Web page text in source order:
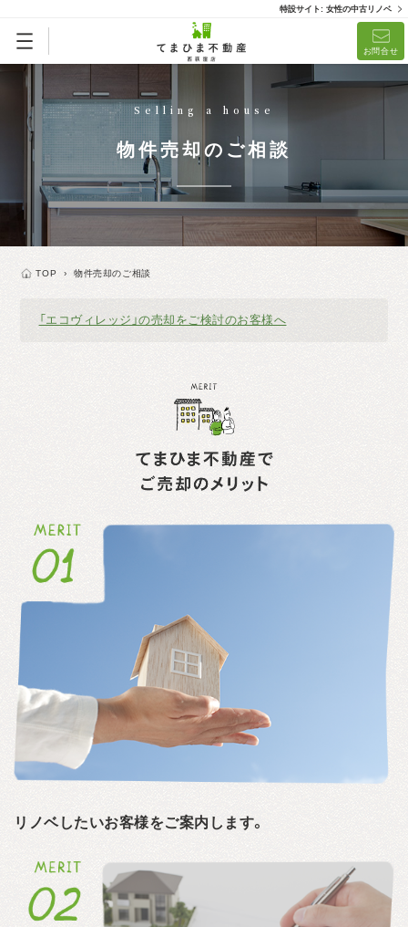
特設サイト: 女性の中古リノベ
お問合せ
Selling a house
物件売却のご相談
TOP › 物件売却のご相談
「エコヴィレッジ」の売却をご検討のお客様へ
リノベしたいお客様をご案内します。